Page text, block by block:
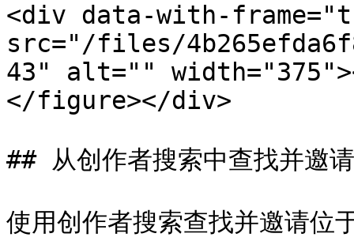
<div data-with-
src="/files/
43" alt=""
</figure></div>
## 从创作者搜索中查找并邀
使用创作者搜索查找并邀请